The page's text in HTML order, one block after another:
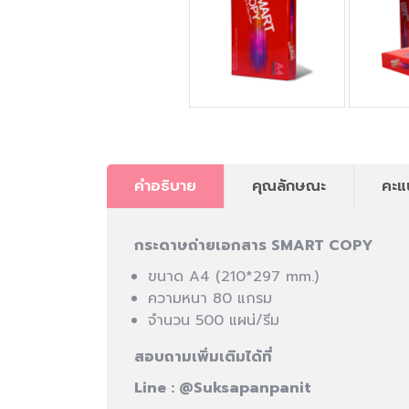
คำอธิบาย คุณลักษณะ คะ
กระดาษถ่ายเอกสาร SMART COPY
ขนาด A4 (210*297 mm.)
ความหนา 80 แกรม
จำนวน 500 แผน่/รีม
สอบถามเพิ่มเติมได้ที่
Line : @Suksapanpanit